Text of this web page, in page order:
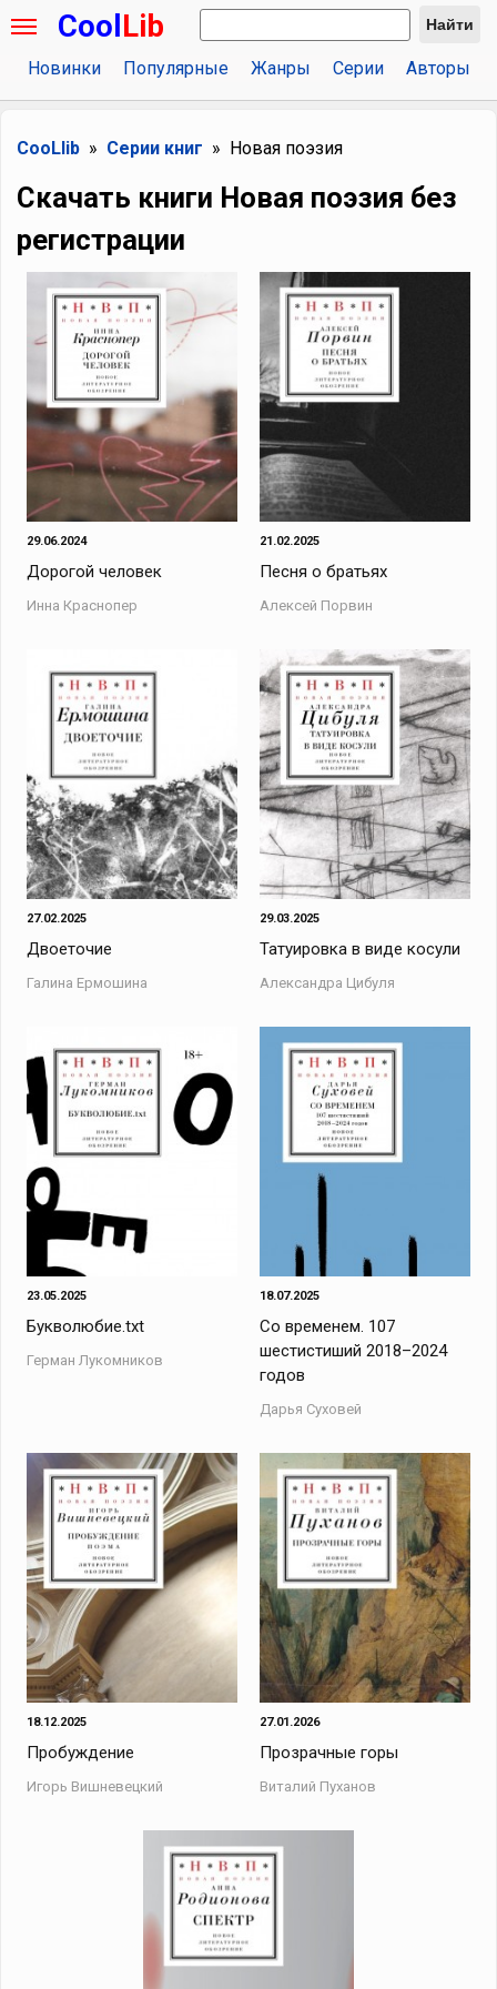
Cool Lib Найти
Новинки Популярные Жанры Серии Авторы
CooLlib Серии книг Новая поэзия
Скачать книги Новая поэзия без
регистрации
29.06.2024
Дорогой человек
Инна Краснопер
21.02.2025
Песня о братьях
Алексей Порвин
27.02.2025
Двоеточие
Галина Ермошина
29.03.2025
Татуировка в виде косули
Александра Цибуля
23.05.2025
Букволюбие.txt
Герман Лукомников
18.07.2025
Со временем. 107
шестистиший 2018–2024
годов
Дарья Суховей
18.12.2025
Пробуждение
Игорь Вишневецкий
27.01.2026
Прозрачные горы
Виталий Пуханов